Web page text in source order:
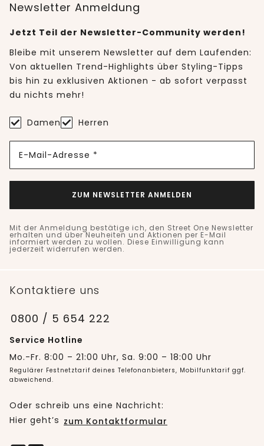
Newsletter Anmeldung
Jetzt Teil der Newsletter-Community werden!
Bleibe mit unserem Newsletter auf dem Laufenden:
Von aktuellen Trend-Highlights über Styling-Tipps
bis hin zu exklusiven Aktionen - ab sofort verpasst
du nichts mehr!
Damen Herren
E-Mail-Adresse *
ZUM NEWSLETTER ANMELDEN
Mit der Anmeldung bestätige ich, den Street One Newsletter
erhalten und über Neuheiten und Aktionen per E-Mail
informiert werden zu wollen. Diese Einwilligung kann
jederzeit widerrufen werden.
Kontaktiere uns
0800 / 5 654 222
Service Hotline
Mo.-Fr. 8:00 – 21:00 Uhr, Sa. 9:00 – 18:00 Uhr
Regulärer Festnetztarif deines Telefonanbieters, Mobilfunktarif ggf.
abweichend.
Oder schreib uns eine Nachricht:
Hier geht’s zum Kontaktformular